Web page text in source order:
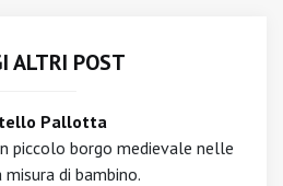
ALTRI POST
Pallotta
piccolo borgo medievale nelle
misura di bambino.